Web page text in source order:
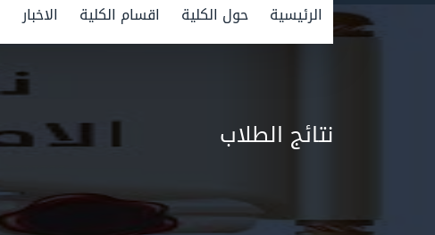
الرئيسية حول الكلية اقسام الكلية الاخبار
نتائج الطلاب